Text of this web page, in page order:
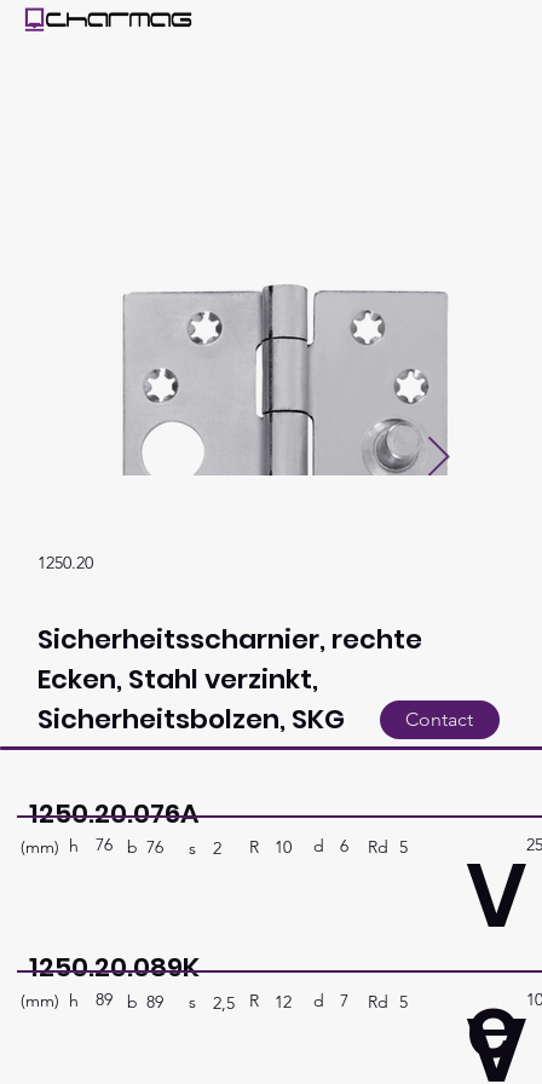
1250.20
Sicherheitsscharnier, rechte
Ecken, Stahl verzinkt,
Sicherheitsbolzen, SKG
Contact
1250.20.076A
(mm) 76
h b 76 s 2 R 10 d 6 Rd 5
V
e
1250.20.089K
(mm) 89
h b 89 s 2,5 R 12 d 7 Rd 5
V